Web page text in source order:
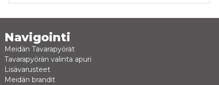
Navigointi
Meidän Tavarapyörät
Tavarapyörän valinta apuri
Lisävarusteet
Meidän brandit